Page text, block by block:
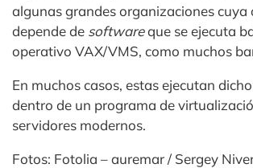
algunas grandes organizaciones
depende de softwareque se ejecuta
operativo VAX/VMS, como muchos
En muchos casos, estas ejecutan
dentro de un programa de
servidores modernos.
Fotos: Fotolia – auremar / Sergey